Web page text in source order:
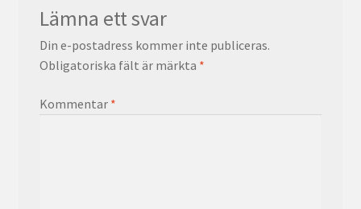
Lämna ett svar
Din e-postadress kommer inte publiceras.
Obligatoriska fält är märkta *
Kommentar *